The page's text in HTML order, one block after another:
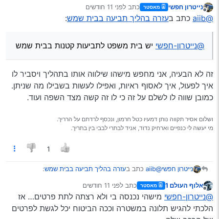
מנותק
נייטרון חפשי מאסטר כתב לפני 11 חודשים
נערך לאחרונה על ידי
@aiib כתב בעזרה בהליך תביעה בבית שמש:
@נייטרון-חפשי יש בית משפט לתביעות קטנות בבית שמש
זה לא הבעיה, אני מחפש מישהו שילווה אותו בתהליך ויסביר לו
איך לפעול, איך לאסוף ראיות, ואפילו לעשות בשבילו מה שניתן.
כמובן שווה לו לשלם על זה כי לו זה קשה מצד השפה ועוד.
ושלום אסיר תקווה נותן דמעיו כטל חרמון, ונכסף לרדתם על הרריך.
מי יעשה לי כנפיים וארחיק נדוד, אניד לבתרי לבבי בין בתריך.
1
נייטרון חפשי@aiib כתב בעזרה בהליך תביעה בבית שמש:
@נייטרון-חפשייש בית משפט לתביעות קטנות
בבית שמש
זה לא הבעיה, אני מחפש מישהו שילווה אותו בתהליך
אלוף העולם 1 מאסטר כתב לפני 11 חודשים
נערך לאחרונה על ידי
@נייטרון-חפשי מישהי נכנסה בי ולא רצתה לתת פרטים… אז
הלכתי להגיש תלונה במשטרה וככה הביטוח יכל לגשת לפרטים